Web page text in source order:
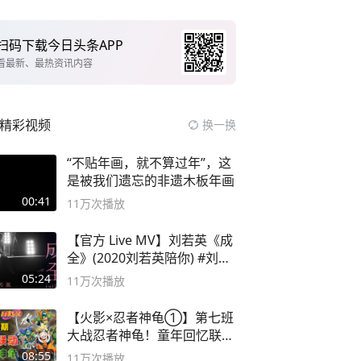
码下载今日头条APP
最新、最热资讯内容
精彩视频 换一换
00:41
“不贴年画，就不算过年”，这
是被我们遗忘的非遗木板年画
11万次播放
05:24
【官方 Live MV】刘若英《成
全》(2020刘若英陪你) #刘若
英 #成全
11万次播放
08:55
【火影×忍者神龟①】第七班
大战忍者神龟！童年回忆联动
论武？